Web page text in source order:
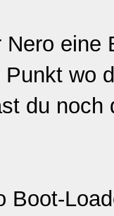
wo
du
Boot-